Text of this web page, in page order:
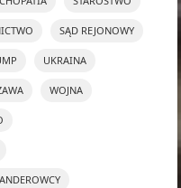
SĄD REJONOWY
UKRAINA
WOJNA